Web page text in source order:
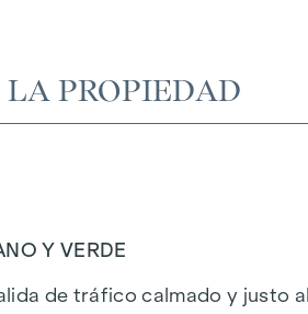
PROPIEDAD
Y VERDE
de tráfico calmado y justo